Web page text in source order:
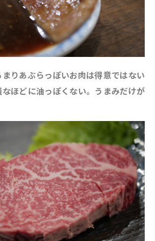
りあぶらっぽいお肉は得意ではない
ほどに油っぽくない。うまみだけが